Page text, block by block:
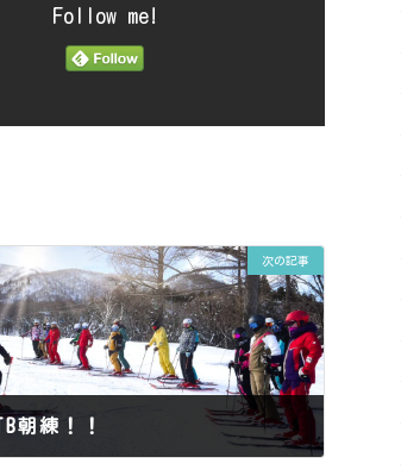
Follow me!
次の記事
朝練！！